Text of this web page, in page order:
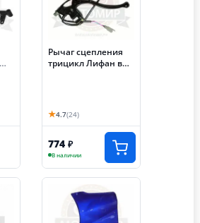
Рычаг сцепления
трицикл Лифан в
★4.7(24)
774 ₽
В наличии